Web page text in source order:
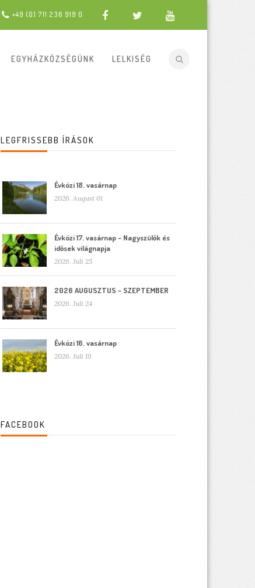
+49 (0) 711 236 919 0
EGYHÁZKÖZSÉGÜNK LELKISÉG
LEGFRISSEBB ÍRÁSOK
Évközi 18. vasárnap
2026. August 01
Évközi 17. vasárnap – Nagyszülők és
idősek világnapja
2026. Juli 25
2026 AUGUSZTUS – SZEPTEMBER
2026. Juli 24
Évközi 16. vasárnap
2026. Juli 19
FACEBOOK